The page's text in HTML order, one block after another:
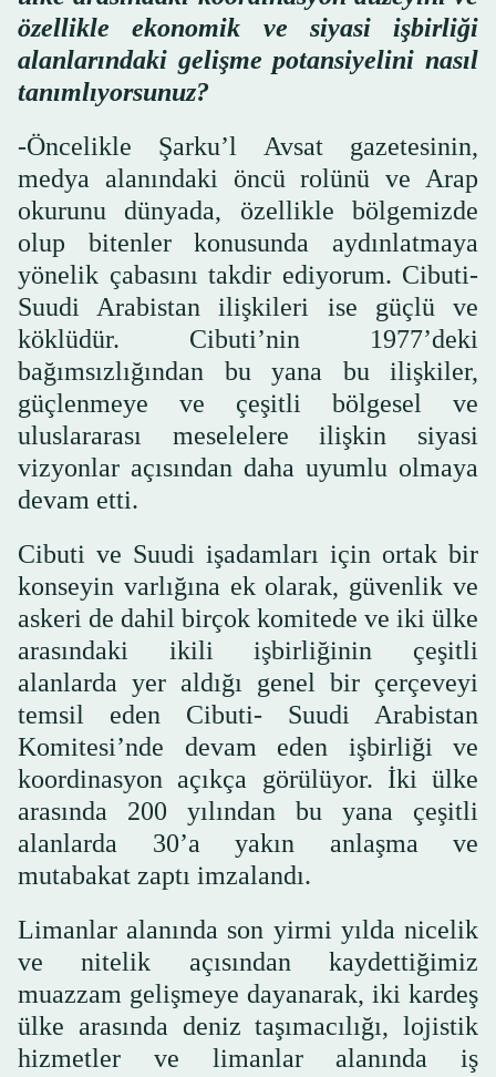
özellikle ekonomik ve siyasi işbirliği
alanlarındaki gelişme potansiyelini nasıl
tanımlıyorsunuz?
-Öncelikle Şarku’l Avsat gazetesinin,
medya alanındaki öncü rolünü ve Arap
okurunu dünyada, özellikle bölgemizde
olup bitenler konusunda aydınlatmaya
yönelik çabasını takdir ediyorum. Cibuti-
Suudi Arabistan ilişkileri ise güçlü ve
köklüdür. Cibuti’nin 1977’deki
bağımsızlığından bu yana bu ilişkiler,
güçlenmeye ve çeşitli bölgesel ve
uluslararası meselelere ilişkin siyasi
vizyonlar açısından daha uyumlu olmaya
devam etti.
Cibuti ve Suudi işadamları için ortak bir
konseyin varlığına ek olarak, güvenlik ve
askeri de dahil birçok komitede ve iki ülke
arasındaki ikili işbirliğinin çeşitli
alanlarda yer aldığı genel bir çerçeveyi
temsil eden Cibuti- Suudi Arabistan
Komitesi’nde devam eden işbirliği ve
koordinasyon açıkça görülüyor. İki ülke
arasında 200 yılından bu yana çeşitli
alanlarda 30’a yakın anlaşma ve
mutabakat zaptı imzalandı.
Limanlar alanında son yirmi yılda nicelik
ve nitelik açısından kaydettiğimiz
muazzam gelişmeye dayanarak, iki kardeş
ülke arasında deniz taşımacılığı, lojistik
hizmetler ve limanlar alanında iş